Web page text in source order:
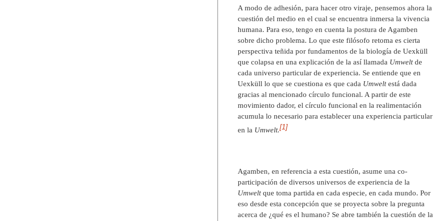
A modo de adhesión, para hacer otro viraje, pensemos ahora la
cuestión del medio en el cual se encuentra inmersa la vivencia
humana. Para eso, tengo en cuenta la postura de Agamben
sobre dicho problema. Lo que este filósofo retoma es cierta
perspectiva teñida por fundamentos de la biología de Uexküll
que colapsa en una explicación de la así llamada Umweltde
cada universo particular de experiencia. Se entiende que en
Uexküll lo que se cuestiona es que cada Umweltestá dada
gracias al mencionado círculo funcional. A partir de este
movimiento dador, el círculo funcional en la realimentación
acumula lo necesario para establecer una experiencia particular
en la Umwelt.[1]
Agamben, en referencia a esta cuestión, asume una co-
participación de diversos universos de experiencia de la
Umweltque toma partida en cada especie, en cada mundo. Por
eso desde esta concepción que se proyecta sobre la pregunta
acerca de ¿qué es el humano? Se abre también la cuestión de la